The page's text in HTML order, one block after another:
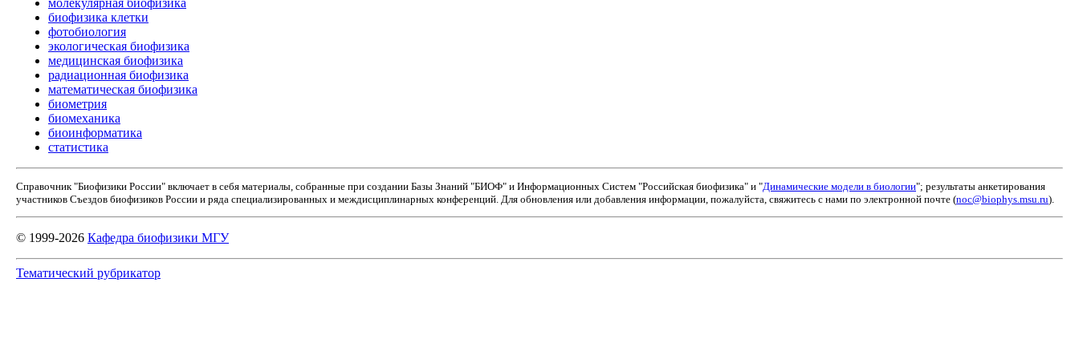
молекулярная биофизика
биофизика клетки
фотобиология
экологическая биофизика
медицинская биофизика
радиационная биофизика
математическая биофизика
биометрия
биомеханика
биоинформатика
статистика
Справочник "Биофизики России" включает в себя материалы, собранные при создании Базы Знаний "БИОФ" и Информационных Систем "Российская биофизика" и "Динамические модели в биологии"; результаты анкетирования
участников Съездов биофизиков России и ряда специализированных и междисциплинарных конференций. Для обновления или добавления информации, пожалуйста, свяжитесь с нами по электронной почте (noc@biophys.msu.ru).
© 1999-2026 Кафедра биофизики МГУ
Тематический рубрикатор